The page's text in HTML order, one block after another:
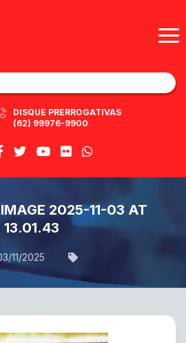
DISQUE PRERROGATIVAS
(62) 99976-9900
2025-11-03 AT
13.01.43
11/2025